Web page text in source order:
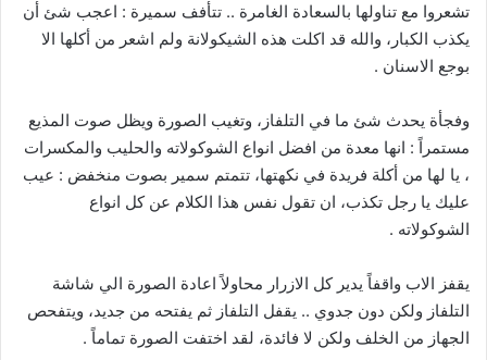
تشعروا مع تناولها بالسعادة الغامرة .. تتأفف سميرة : اعجب شئ أن
يكذب الكبار، والله قد اكلت هذه الشيكولانة ولم اشعر من أكلها الا
بوجع الاسنان .
وفجأة يحدث شئ ما في التلفاز، وتغيب الصورة ويظل صوت المذيع
مستمراً : انها معدة من افضل انواع الشوكولاته والحليب والمكسرات
، يا لها من أكلة فريدة في نكهتها، تتمتم سمير بصوت منخفض : عيب
عليك يا رجل تكذب، ان تقول نفس هذا الكلام عن كل انواع
الشوكولاته .
يقفز الاب واقفاً يدير كل الازرار محاولاً اعادة الصورة الي شاشة
التلفاز ولكن دون جدوي .. يقفل التلفاز ثم يفتحه من جديد، ويتفحص
الجهاز من الخلف ولكن لا فائدة، لقد اختفت الصورة تماماً .